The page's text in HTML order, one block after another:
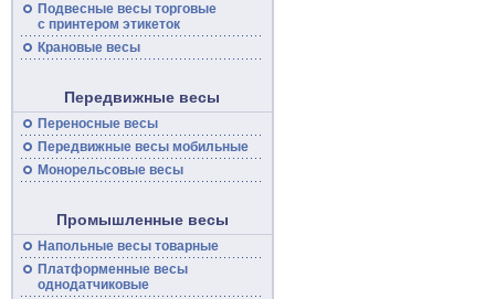
Подвесные весыторговые
с принтером этикеток
Крановые весы
Передвижные весы
Переносные весы
Передвижные весымобильные
Монорельсовые весы
Промышленные весы
Напольные весытоварные
Платформенные весы
однодатчиковые